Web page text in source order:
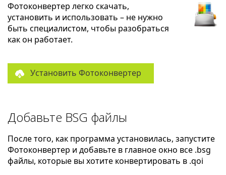
Фотоконвертер легко скачать,
установить и использовать – не нужно
быть специалистом, чтобы разобраться
как он работает.
Установить Фотоконвертер
Добавьте BSG файлы
После того, как программа установилась, запустите
Фотоконвертер и добавьте в главное окно все .bsg
файлы, которые вы хотите конвертировать в .qoi